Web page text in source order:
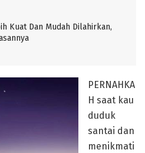
Kuat Dan Mudah Dilahirkan,
PERNAHKA
H saat kau
duduk
santai dan
menikmati